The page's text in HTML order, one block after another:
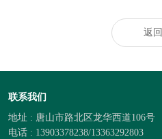
返回
联系我们
地址 : 唐山市路北区龙华西道106号
电话 : 13903378238/13363292803